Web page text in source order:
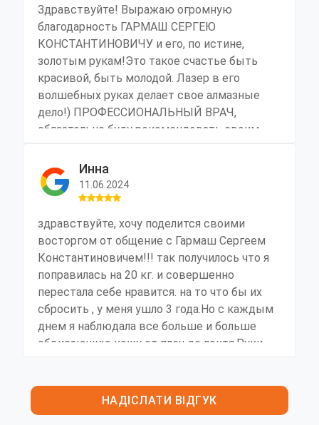
красивый живот, а самое главное-
уверенность в себе, сейчас я знаю что
красивая и молодая женщина!
Здравствуйте! Выражаю огромную
благодарность ГАРМАШ СЕРГЕЮ
КОНСТАНТИНОВИЧУ и его, по истине,
золотым рукам!Это такое счастье быть
красивой, быть молодой. Лазер в его
волшебных руках делает свое алмазные
дело!) ПРОФЕССИОНАЛЬНЫЙ ВРАЧ,
обязательно буду рекомендовать своим
Инна
11.06.2024
здравствуйте, хочу поделится своими
восторгом от общение с Гармаш Сергеем
Константиновичем!!! так получилось что я
поправилась на 20 кг. и совершенно
перестала себе нравится. на то что бы их
сбросить , у меня ушло 3 года.Но с каждым
днем я наблюдала все больше и больше
обвисающую кожу от плеч до локтя.Руки
подтянуть кожу рук. Спорт, массаж,
различные крема увы не давали
НАДІСЛАТИ ВІДГУК